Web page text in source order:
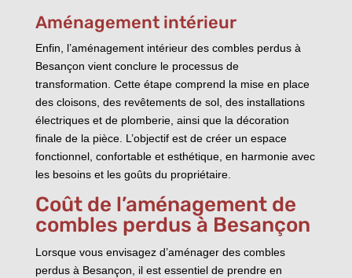
Aménagement intérieur
Enfin, l’aménagement intérieur des combles perdus à
Besançon vient conclure le processus de
transformation. Cette étape comprend la mise en place
des cloisons, des revêtements de sol, des installations
électriques et de plomberie, ainsi que la décoration
finale de la pièce. L’objectif est de créer un espace
fonctionnel, confortable et esthétique, en harmonie avec
les besoins et les goûts du propriétaire.
Coût de l’aménagement de
combles perdus à Besançon
Lorsque vous envisagez d’aménager des combles
perdus à Besançon, il est essentiel de prendre en